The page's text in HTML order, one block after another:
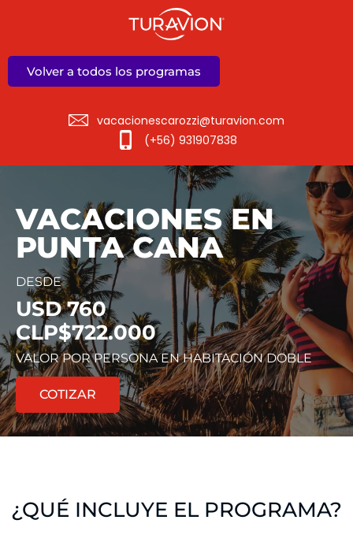
Volver a todos los programas
vacacionescarozzi@turavion.com
(+56) 931907838
VACACIONES EN
PUNTA CANA
DESDE
USD 760
CLP$722.000
VALOR POR PERSONA EN HABITACIÓN DOBLE
COTIZAR
¿QUÉ INCLUYE EL PROGRAMA?